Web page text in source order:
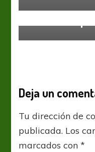
Deja un
Tu dirección de
publicada. Los
marcados con*